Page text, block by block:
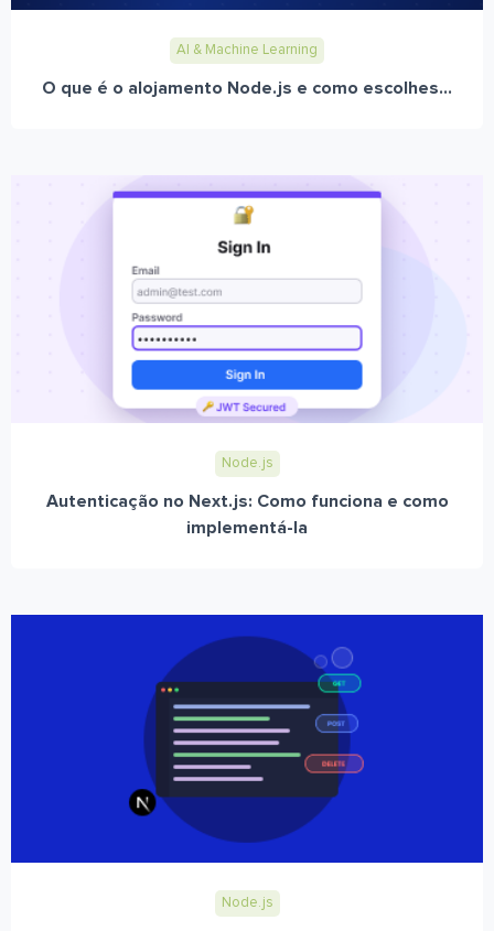
AI & Machine Learning
O que é o alojamento Node.js e como escolhes...
Node.js
Autenticação no Next.js: Como funciona e como
implementá-la
Node.js